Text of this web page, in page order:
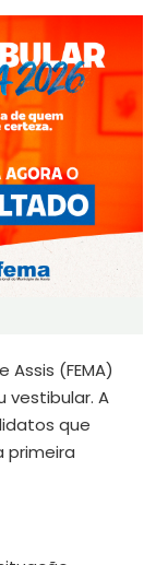
(FEMA)
vestibular. A
que
primeira